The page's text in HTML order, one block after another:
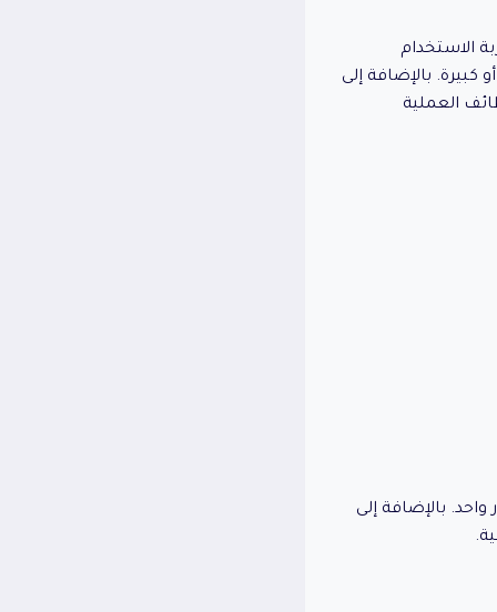
الاستخدام
بالإضافة إلى
العملية
بالإضافة إلى